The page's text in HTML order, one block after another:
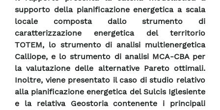
supporto della pianificazione energetica a scala
locale composta dallo strumento di
caratterizzazione energetica del territorio
TOTEM, lo strumento di analisi multienergetica
Calliope, e lo strumento di analisi MCA-CBA per
la valutazione delle alternative Pareto ottimali.
Inoltre, viene presentato il caso di studio relativo
alla pianificazione energetica del Sulcis Iglesiente
e la relativa Geostoria contenente i principali